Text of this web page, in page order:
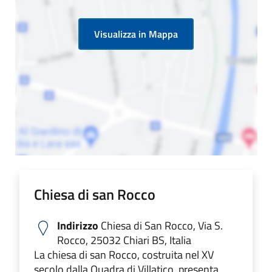
Visualizza in Mappa
Chiesa di san Rocco
Indirizzo Chiesa di San Rocco, Via S.
Rocco, 25032 Chiari BS, Italia
La chiesa di san Rocco, costruita nel XV